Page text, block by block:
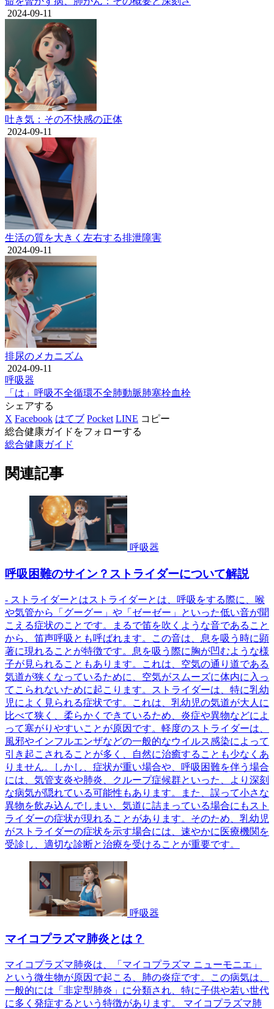
2024-09-11
吐き気：その不快感の正体
2024-09-11
生活の質を大きく左右する排泄障害
2024-09-11
排尿のメカニズム
2024-09-11
呼吸器
「は」 呼吸不全循環不全肺動脈肺塞栓血栓
シェアする
X Facebook はてブ Pocket LINE コピー
総合健康ガイドをフォローする
総合健康ガイド
関連記事
呼吸器
呼吸困難のサイン？ストライダーについて解説
- ストライダーとはストライダーとは、呼吸をする際に、喉
や気管から「グーグー」や「ゼーゼー」といった低い音が聞
こえる症状のことです。まるで笛を吹くような音であること
から、笛声呼吸とも呼ばれます。この音は、息を吸う時に顕
著に現れることが特徴です。息を吸う際に胸が凹むような様
子が見られることもあります。これは、空気の通り道である
気道が狭くなっているために、空気がスムーズに体内に入っ
てこられないために起こります。ストライダーは、特に乳幼
児によく見られる症状です。これは、乳幼児の気道が大人に
比べて狭く、柔らかくできているため、炎症や異物などによ
って塞がりやすいことが原因です。軽度のストライダーは、
風邪やインフルエンザなどの一般的なウイルス感染によって
引き起こされることが多く、自然に治癒することも少なくあ
りません。しかし、症状が重い場合や、呼吸困難を伴う場合
には、気管支炎や肺炎、クループ症候群といった、より深刻
な病気が隠れている可能性もあります。また、誤って小さな
異物を飲み込んでしまい、気道に詰まっている場合にもスト
ライダーの症状が現れることがあります。そのため、乳幼児
がストライダーの症状を示す場合には、速やかに医療機関を
受診し、適切な診断と治療を受けることが重要です。
呼吸器
マイコプラズマ肺炎とは？
マイコプラズマ肺炎は、「マイコプラズマ ニューモニエ」
という微生物が原因で起こる、肺の炎症です。この病気は、
一般的には「非定型肺炎」に分類され、特に子供や若い世代
に多く発症するという特徴があります。 マイコプラズマ肺